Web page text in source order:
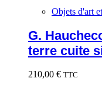
Objets d'art
G.
terre cuite
210,00 € TTC